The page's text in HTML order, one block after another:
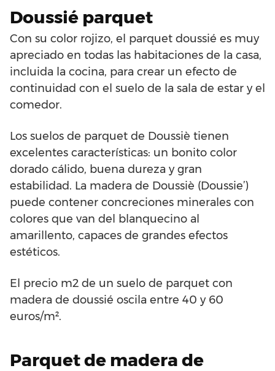
Doussié parquet
Con su color rojizo, el parquet doussié es muy
apreciado en todas las habitaciones de la casa,
incluida la cocina, para crear un efecto de
continuidad con el suelo de la sala de estar y el
comedor.
Los suelos de parquet de Doussiè tienen
excelentes características: un bonito color
dorado cálido, buena dureza y gran
estabilidad. La madera de Doussiè (Doussie’)
puede contener concreciones minerales con
colores que van del blanquecino al
amarillento, capaces de grandes efectos
estéticos.
El precio m2 de un suelo de parquet con
madera de doussié oscila entre 40 y 60
euros/m².
Parquet de madera de